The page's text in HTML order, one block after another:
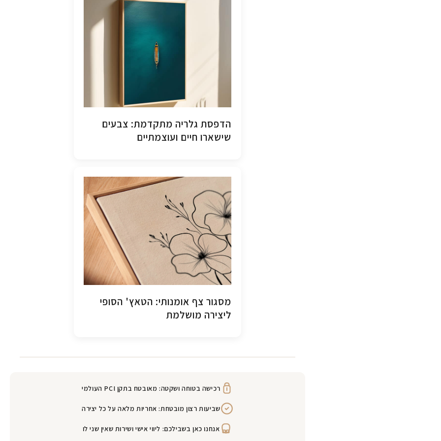
הדפסת גלריה מתקדמת: צבעים
שישארו חיים ועוצמתיים
מסגור צף אומנותי: הטאץ' הסופי
ליצירה מושלמת
רכישה בטוחה ושקטה: מאובטח בתקן PCI העולמי
שביעות רצון מובטחת: אחריות מלאה על כל יצירה
אנחנו כאן בשבילכם: ליווי אישי ושירות שאין שני לו